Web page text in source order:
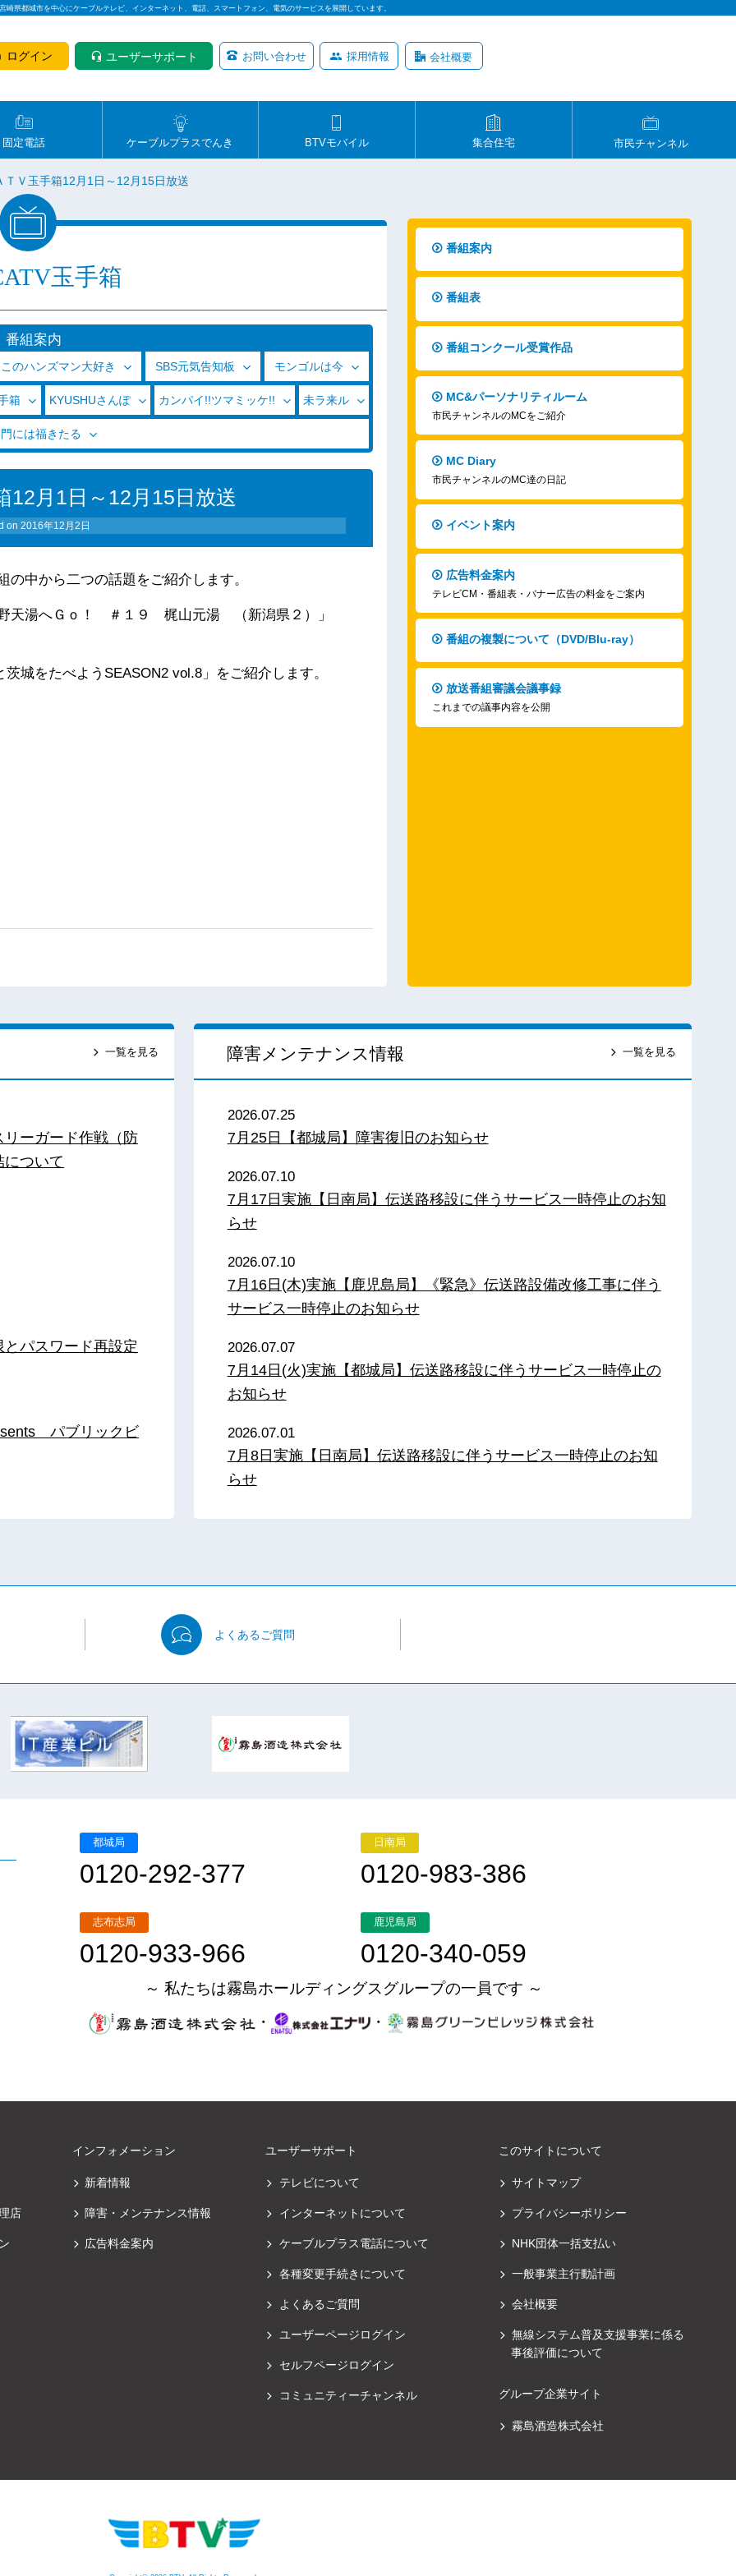
崎県都城市を中心にケーブルテレビ、インターネット、電話、スマートフォン、電気のサービスを展開しています。
ログイン ユーザーサポート お問い合わせ 採用情報 会社概要
固定電話 ケーブルプラスでんき BTVモバイル 集合住宅 市民チャンネル
ＴＶ玉手箱12月1日～12月15日放送
玉手箱
番組案内
のハンズマン大好き SBS元気告知板 モンゴルは今
箱 KYUSHUさんぽ カンパイ!!ツマミッケ!! 未ラ来ル
には福きたる
12月1日～12月15日放送
on2016年12月2日
中から二つの話題をご紹介します。
天湯へＧｏ！ ＃１９ 梶山元湯 （新潟県２）」
城をたべようSEASON2 vol.8」をご紹介します。
番組案内
番組表
番組コンクール受賞作品
MC&パーソナリティルーム
市民チャンネルのMCをご紹介
MC Diary
市民チャンネルのMC達の日記
イベント案内
広告料金案内
テレビCM・番組表・バナー広告の料金をご案内
番組の複製について（DVD/Blu-ray）
放送番組審議会議事録
これまでの議事内容を公開
一覧を見る
ーガード作戦（防
ついて
パスワード再設定
パブリックビ
障害メンテナンス情報 一覧を見る
2026.07.25
7月25日【都城局】障害復旧のお知らせ
2026.07.10
7月17日実施【日南局】伝送路移設に伴うサービス一時停止のお知
らせ
2026.07.10
7月16日(木)実施【鹿児島局】《緊急》伝送路設備改修工事に伴う
サービス一時停止のお知らせ
2026.07.07
7月14日(火)実施【都城局】伝送路移設に伴うサービス一時停止の
お知らせ
2026.07.01
7月8日実施【日南局】伝送路移設に伴うサービス一時停止のお知
らせ
よくあるご質問
都城局
0120-292-377
日南局
0120-983-386
志布志局
0120-933-966
鹿児島局
0120-340-059
～ 私たちは霧島ホールディングスグループの一員です ～
・
・
店
インフォメーション
新着情報
障害・メンテナンス情報
広告料金案内
ユーザーサポート
テレビについて
インターネットについて
ケーブルプラス電話について
各種変更手続きについて
よくあるご質問
ユーザーページログイン
セルフページログイン
コミュニティーチャンネル
このサイトについて
サイトマップ
プライバシーポリシー
NHK団体一括支払い
一般事業主行動計画
会社概要
無線システム普及支援事業に係る
事後評価について
グループ企業サイト
霧島酒造株式会社